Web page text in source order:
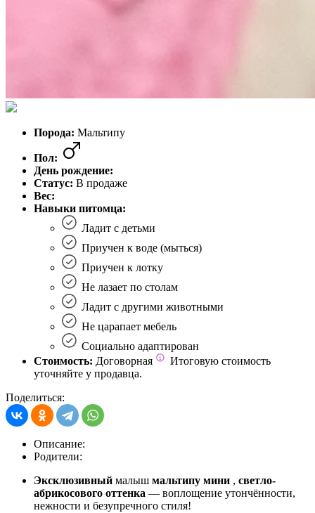
Порода: Мальтипу
Пол:
День рождение:
Статус: В продаже
Вес:
Навыки питомца:
Ладит с детьми
Приучен к воде (мыться)
Приучен к лотку
Не лазает по столам
Ладит с другими животными
Не царапает мебель
Социально адаптирован
Стоимость: Договорная
Итоговую стоимость
уточняйте у продавца.
Поделиться:
Описание:
Родители:
Эксклюзивный малыш мальтипу мини , светло-
абрикосового оттенка — воплощение утончённости,
нежности и безупречного стиля!